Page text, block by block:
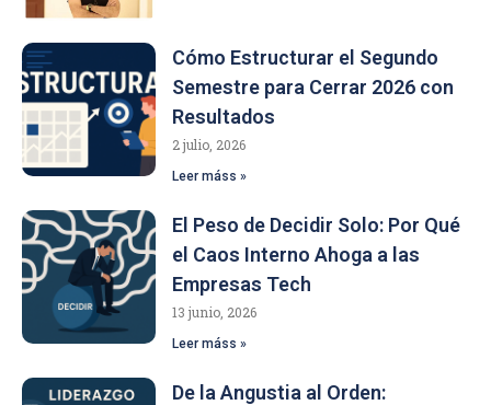
Cómo Estructurar el Segundo
Semestre para Cerrar 2026 con
Resultados
2 julio, 2026
Leer máss »
El Peso de Decidir Solo: Por Qué
el Caos Interno Ahoga a las
Empresas Tech
13 junio, 2026
Leer máss »
De la Angustia al Orden: